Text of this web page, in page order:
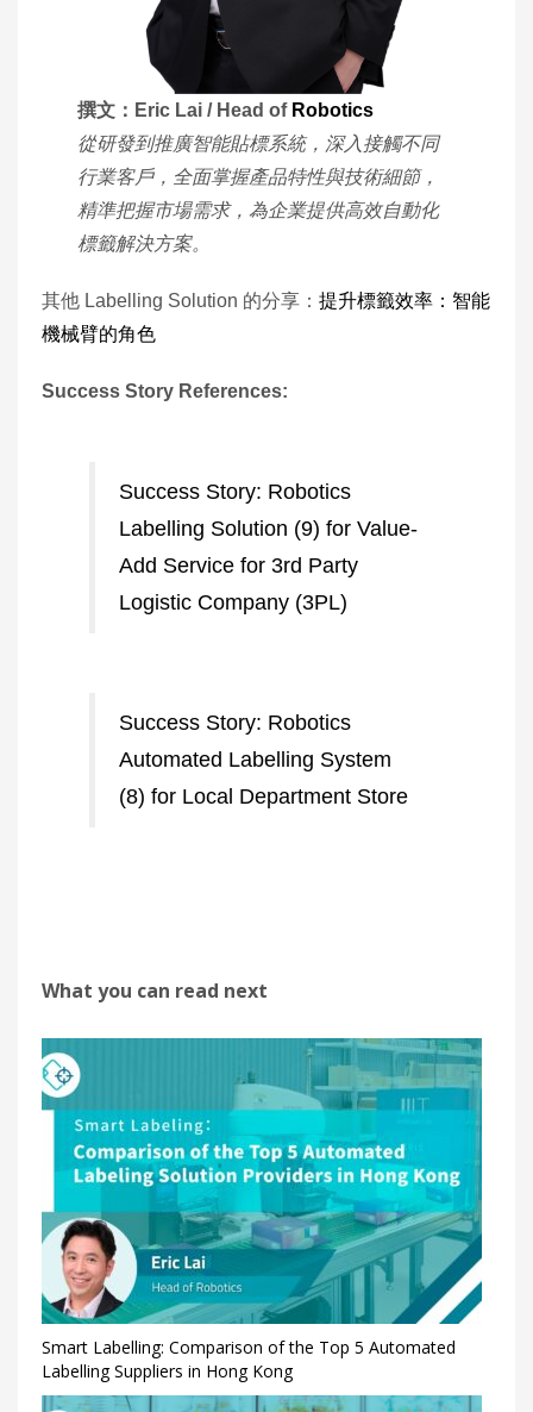
撰文：Eric Lai / Head of Robotics
從研發到推廣智能貼標系統，深入接觸不同
行業客戶，全面掌握產品特性與技術細節，
精準把握市場需求，為企業提供高效自動化
標籤解決方案。
其他 Labelling Solution 的分享： 提升標籤效率：智能
機械臂的角色
Success Story References:
Success Story: Robotics
Labelling Solution (9) for Value-
Add Service for 3rd Party
Logistic Company (3PL)
Success Story: Robotics
Automated Labelling System
(8) for Local Department Store
What you can read next
Smart Labelling: Comparison of the Top 5 Automated
Labelling Suppliers in Hong Kong